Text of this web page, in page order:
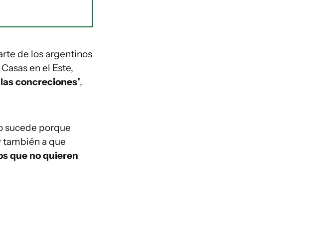
de los argentinos
en el Este,
concreciones",
sucede porque
también a que
que no quieren